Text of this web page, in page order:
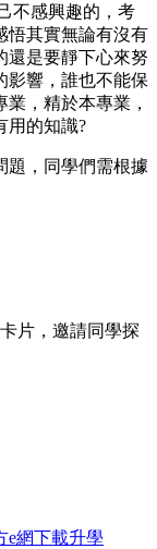
不感興趣的，考
悟其實無論有沒有
還是要靜下心來努
影響，誰也不能保
，精於本專業，
用的知識?
題，同學們需根據
片，邀請同學探
e網下載升學